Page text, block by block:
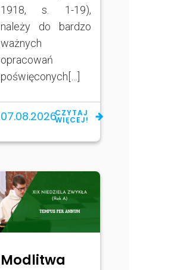
1918, s. 1-19),
należy do bardzo
ważnych
opracowań
poświęconych[…]
07.08.2026CZYTAJ
WIĘCEJ!
Modlitwa